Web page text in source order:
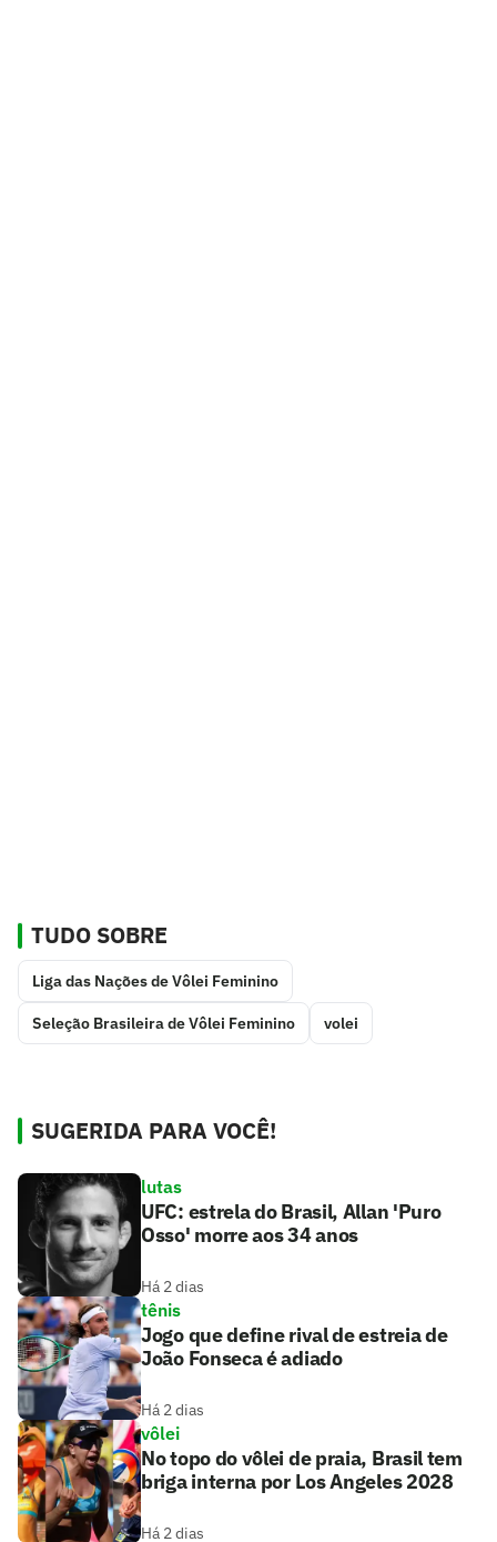
TUDO SOBRE
Liga das Nações de Vôlei Feminino
Seleção Brasileira de Vôlei Feminino volei
SUGERIDA PARA VOCÊ!
lutas
UFC: estrela do Brasil, Allan 'Puro
Osso' morre aos 34 anos
Há 2 dias
tênis
Jogo que define rival de estreia de
João Fonseca é adiado
Há 2 dias
vôlei
No topo do vôlei de praia, Brasil tem
briga interna por Los Angeles 2028
Há 2 dias